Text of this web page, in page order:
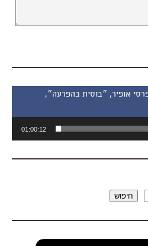
פרסי אופיר, ״בוסית בהפרעה״,
01:00:12
חיפוש